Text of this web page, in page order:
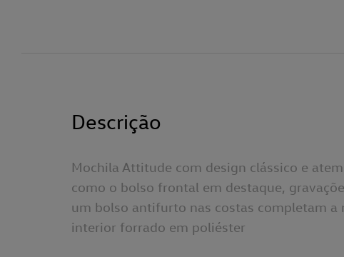
Descrição
Mochila Attitude com design clássico e
como o bolso frontal em destaque,
um bolso antifurto nas costas completam
interior forrado em poliéster